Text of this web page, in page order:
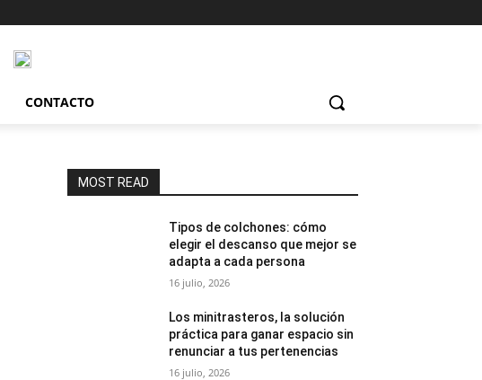
CONTACTO
MOST READ
Tipos de colchones: cómo
elegir el descanso que mejor se
adapta a cada persona
16 julio, 2026
Los minitrasteros, la solución
práctica para ganar espacio sin
renunciar a tus pertenencias
16 julio, 2026